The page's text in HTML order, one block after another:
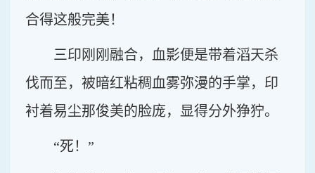
合得这般完美！
三印刚刚融合，血影便是带着滔天杀
伐而至，被暗红粘稠血雾弥漫的手掌，印
衬着易尘那俊美的脸庞，显得分外狰狞。
“死！”